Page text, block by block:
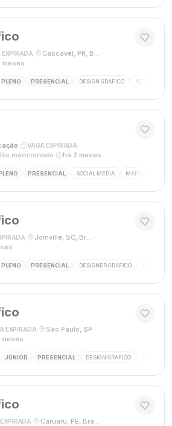
EXPIRADA Cascavel, PR, Brasil
meses
PLENO PRESENCIAL DESIGN GRÁFICO ADOBE
VAGA EXPIRADA
mencionado há 2 meses
PRESENCIAL SOCIAL MEDIA MARKETING
Joinville, SC, Brasil
PLENO PRESENCIAL DESIGNER GRÁFICO
EXPIRADA São Paulo, SP
meses
JÚNIOR PRESENCIAL DESIGN GRÁFICO
Caruaru, PE, Brasil